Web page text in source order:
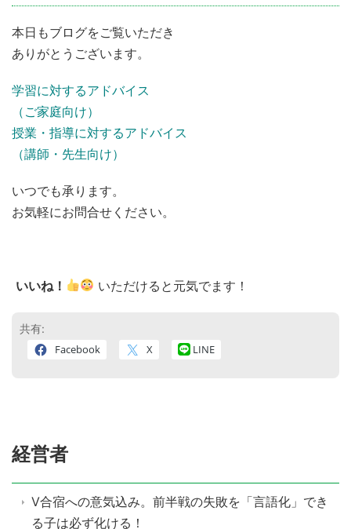
本日もブログをご覧いただき
ありがとうございます。
学習に対するアドバイス
（ご家庭向け）
授業・指導に対するアドバイス
（講師・先生向け）
いつでも承ります。
お気軽にお問合せください。
いいね！ いただけると元気でます！
共有:
Facebook X LINE
経営者
V合宿への意気込み。前半戦の失敗を「言語化」でき
る子は必ず化ける！